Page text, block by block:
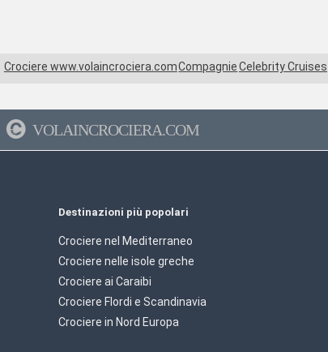
Crociere www.volaincrociera.comCompagnieCelebrity Cruises
VOLAINCROCIERA.COM
Destinazioni più popolari
Crociere nel Mediterraneo
Crociere nelle isole greche
Crociere ai Caraibi
Crociere Flordi e Scandinavia
Crociere in Nord Europa